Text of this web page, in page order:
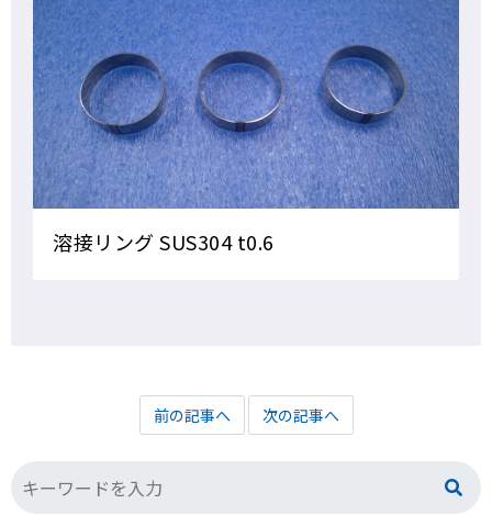
溶接リング SUS304 t0.6
前の記事へ 次の記事へ